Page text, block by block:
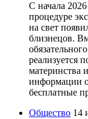
С начала
процедуре
на свет
близнецов.
реализуется
материнства
информации
бесплатные
Общество 14